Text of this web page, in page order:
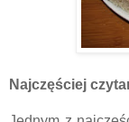
Najczęściej